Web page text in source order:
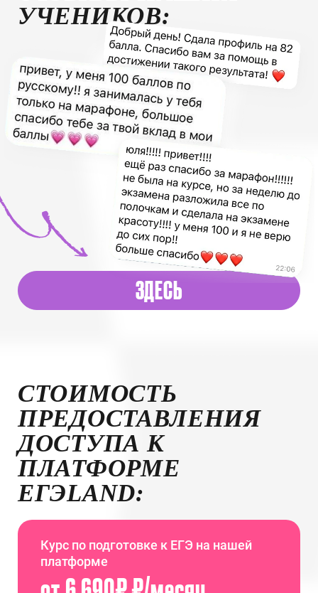
УЧЕНИКОВ:
ЗДЕСЬ
СТОИМОСТЬ
ПРЕДОСТАВЛЕНИЯ
ДОСТУПА К
ПЛАТФОРМЕ
ЕГЭLAND:
Курс по подготовке к ЕГЭ на нашей
платформе